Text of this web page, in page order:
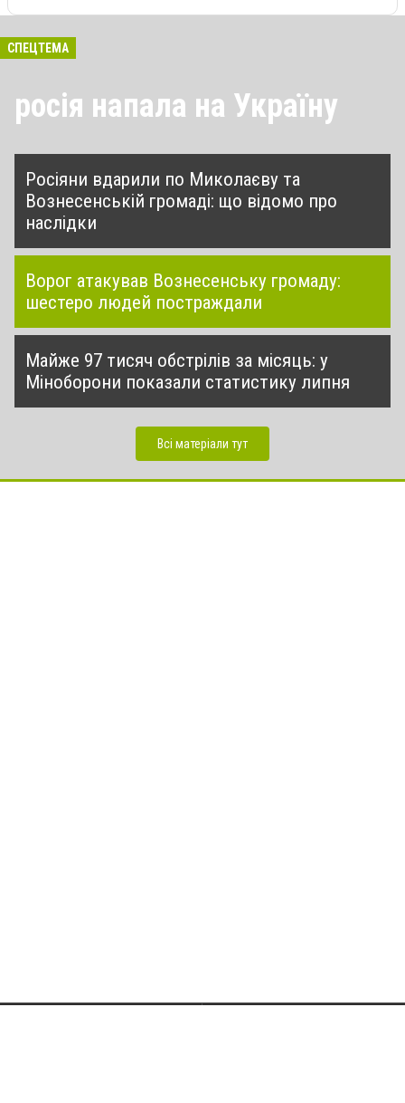
СПЕЦТЕМА
росія напала на Україну
Росіяни вдарили по Миколаєву та
Вознесенській громаді: що відомо про
наслідки
Ворог атакував Вознесенську громаду:
шестеро людей постраждали
Майже 97 тисяч обстрілів за місяць: у
Міноборони показали статистику липня
Всі матеріали тут